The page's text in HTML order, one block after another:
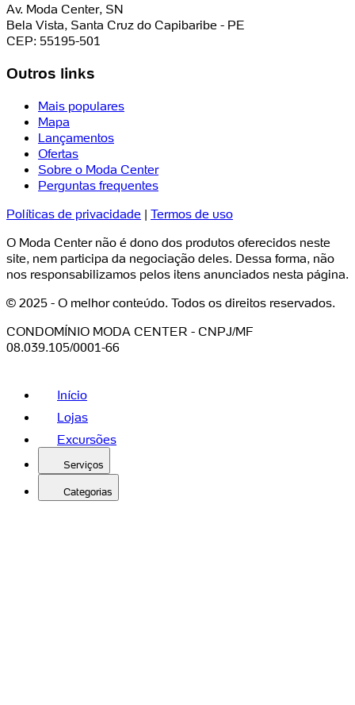
Av. Moda Center, SN
Bela Vista, Santa Cruz do Capibaribe - PE
CEP: 55195-501
Outros links
Mais populares
Mapa
Lançamentos
Ofertas
Sobre o Moda Center
Perguntas frequentes
Políticas de privacidade | Termos de uso
O Moda Center não é dono dos produtos oferecidos neste
site, nem participa da negociação deles. Dessa forma, não
nos responsabilizamos pelos itens anunciados nesta página.
© 2025 - O melhor conteúdo. Todos os direitos reservados.
CONDOMÍNIO MODA CENTER - CNPJ/MF
08.039.105/0001-66
Início
Lojas
Excursões
Serviços
Categorias